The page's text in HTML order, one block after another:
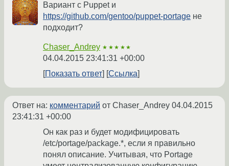
Вариант с Puppet и
https://github.com/gentoo/puppet-portage не
подходит?
Chaser_Andrey ★★★★★
04.04.2015 23:41:31 +00:00
Показать ответ
Ссылка
Ответ на: комментарий от Chaser_Andrey 04.04.2015
23:41:31 +00:00
Он как раз и будет модифицировать
/etc/portage/package.*, если я правильно
понял описание. Учитывая, что Portage